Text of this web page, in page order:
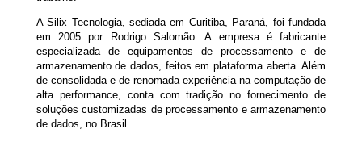
A Silix Tecnologia, sediada em Curitiba, Paraná, foi fundada
em 2005 por Rodrigo Salomão. A empresa é fabricante
especializada de equipamentos de processamento e de
armazenamento de dados, feitos em plataforma aberta. Além
de consolidada e de renomada experiência na computação de
alta performance, conta com tradição no fornecimento de
soluções customizadas de processamento e armazenamento
de dados, no Brasil.